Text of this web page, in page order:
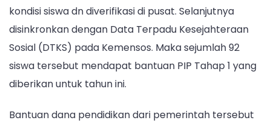
kondisi siswa dn diverifikasi di pusat. Selanjutnya
disinkronkan dengan Data Terpadu Kesejahteraan
Sosial (DTKS) pada Kemensos. Maka sejumlah 92
siswa tersebut mendapat bantuan PIP Tahap 1 yang
diberikan untuk tahun ini.
Bantuan dana pendidikan dari pemerintah tersebut